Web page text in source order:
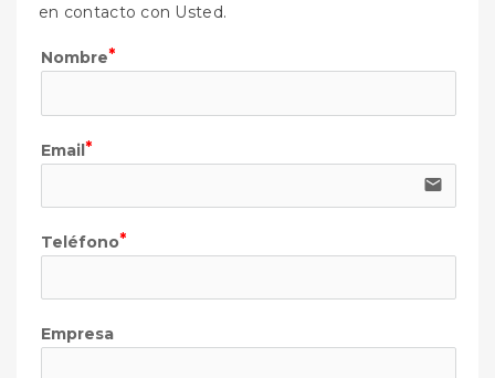
en contacto con Usted.
Nombre
Email
email
Teléfono
Empresa